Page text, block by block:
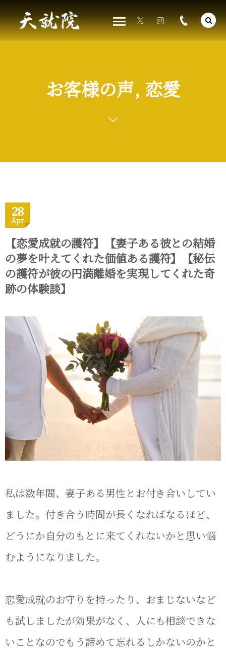
お客様の声, 恋愛
28
Apr
【恋愛成就の護符】【妻子ある彼との結婚
の夢を叶えてくれた価値ある護符】【秘伝
の護符が彼の円満離婚を実現してくれた奇
跡の体験談】
私は数年間、妻子ある男性とお付き合いしてい
ました。付き合う時間が長くなればなるほど、
どうにか自分のもとに来てくれないかと思い悩
むようになりました。
恋愛成就のお守りを持ったり、おまじないなど
も試しましたが効果がなく、人にも相談できな
いことなのでもう諦めて忘れるしかないのかと